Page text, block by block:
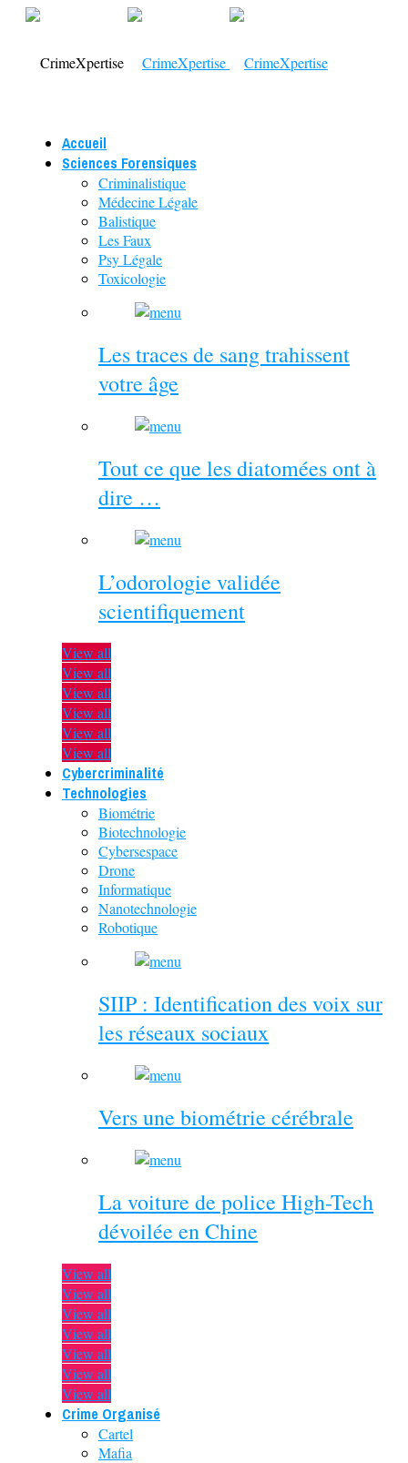
Accueil
Sciences Forensiques
Criminalistique
Médecine Légale
Balistique
Les Faux
Psy Légale
Toxicologie
Les traces de sang trahissent
votre âge
Tout ce que les diatomées ont à
dire …
L’odorologie validée
scientifiquement
View all
View all
View all
View all
View all
View all
Cybercriminalité
Technologies
Biométrie
Biotechnologie
Cybersespace
Drone
Informatique
Nanotechnologie
Robotique
SIIP : Identification des voix sur
les réseaux sociaux
Vers une biométrie cérébrale
La voiture de police High-Tech
dévoilée en Chine
View all
View all
View all
View all
View all
View all
View all
Crime Organisé
Cartel
Mafia